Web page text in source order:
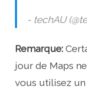
- techAU
Remarque:
jour de Maps
vous utilisez un